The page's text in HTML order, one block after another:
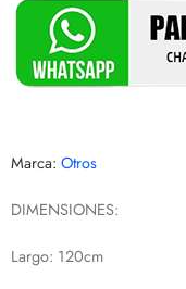
Marca: Otros
DIMENSIONES:
Largo: 120cm